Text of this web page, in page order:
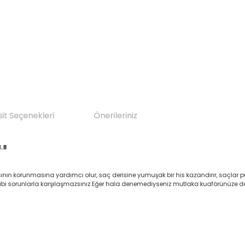
Seçenekleri Önerileriniz
korunmasına yardımcı olur, saç derisine yumuşak bir his kazandırır, saçlar
sorunlarla karşılaşmazsınız.Eğer hala denemediyseniz mutlaka kuaförünüze